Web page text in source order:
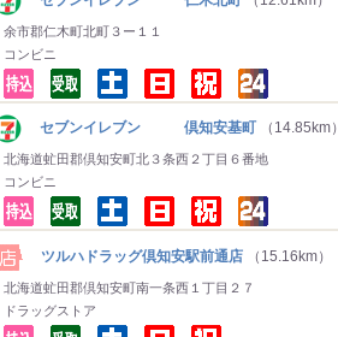
余市郡仁木町北町３ー１１
コンビニ
セブンイレブン 倶知安基町 （14.85km）
北海道虻田郡倶知安町北３条西２丁目６番地
コンビニ
ツルハドラッグ倶知安駅前通店 （15.16km）
北海道虻田郡倶知安町南一条西１丁目２７
ドラッグストア